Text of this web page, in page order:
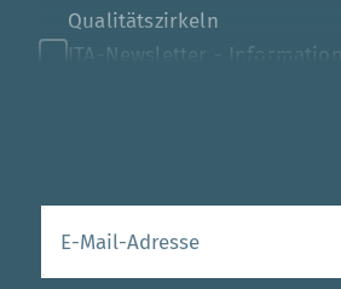
Qualitätszirkeln
ITA-Newsletter -